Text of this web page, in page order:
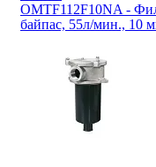
OMTF112F10NA -
байпас, 55л/мин., 10